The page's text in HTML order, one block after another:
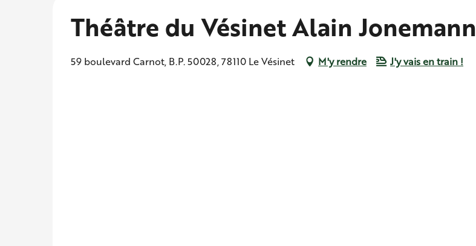
Théâtre du Vésinet Alain Jonemann
59 boulevard Carnot, B.P. 50028, 78110 Le Vésinet M'y rendre J'y vais en train !